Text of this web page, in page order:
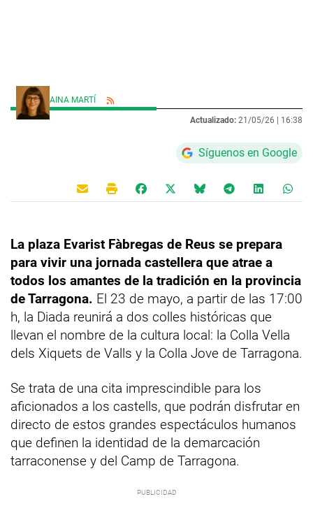
AINA MARTÍ
Actualizado: 21/05/26 | 16:38
Síguenos en Google
La plaza Evarist Fàbregas de Reus se prepara
para vivir una jornada castellera que atrae a
todos los amantes de la tradición en la provincia
de Tarragona. El 23 de mayo, a partir de las 17:00
h, la Diada reunirá a dos colles históricas que
llevan el nombre de la cultura local: la Colla Vella
dels Xiquets de Valls y la Colla Jove de Tarragona.
Se trata de una cita imprescindible para los
aficionados a los castells, que podrán disfrutar en
directo de estos grandes espectáculos humanos
que definen la identidad de la demarcación
tarraconense y del Camp de Tarragona.